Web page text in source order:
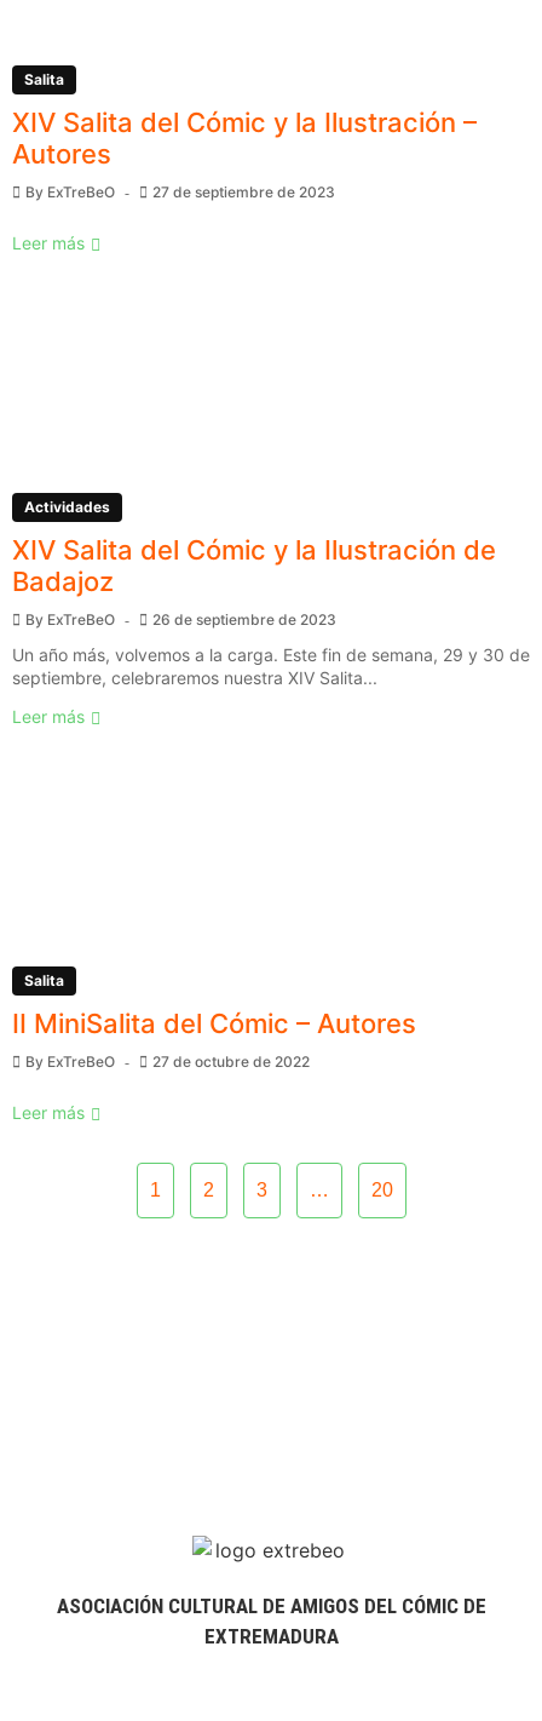
Salita
XIV Salita del Cómic y la Ilustración –
Autores
By ExTreBeO 27 de septiembre de 2023
Leer más
Actividades
XIV Salita del Cómic y la Ilustración de
Badajoz
By ExTreBeO 26 de septiembre de 2023
Un año más, volvemos a la carga. Este fin de semana, 29 y 30 de
septiembre, celebraremos nuestra XIV Salita...
Leer más
Salita
II MiniSalita del Cómic – Autores
By ExTreBeO 27 de octubre de 2022
Leer más
1 2 3 … 20
ASOCIACIÓN CULTURAL DE AMIGOS DEL CÓMIC DE
EXTREMADURA